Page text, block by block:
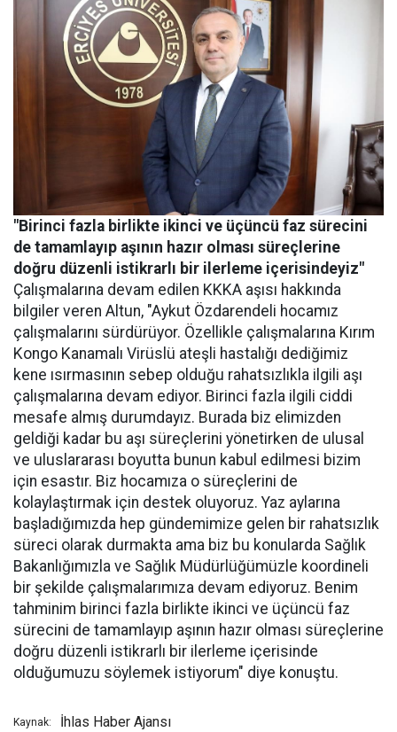
"Birinci fazla birlikte ikinci ve üçüncü faz sürecini
de tamamlayıp aşının hazır olması süreçlerine
doğru düzenli istikrarlı bir ilerleme içerisindeyiz"
Çalışmalarına devam edilen KKKA aşısı hakkında
bilgiler veren Altun, "Aykut Özdarendeli hocamız
çalışmalarını sürdürüyor. Özellikle çalışmalarına Kırım
Kongo Kanamalı Virüslü ateşli hastalığı dediğimiz
kene ısırmasının sebep olduğu rahatsızlıkla ilgili aşı
çalışmalarına devam ediyor. Birinci fazla ilgili ciddi
mesafe almış durumdayız. Burada biz elimizden
geldiği kadar bu aşı süreçlerini yönetirken de ulusal
ve uluslararası boyutta bunun kabul edilmesi bizim
için esastır. Biz hocamıza o süreçlerini de
kolaylaştırmak için destek oluyoruz. Yaz aylarına
başladığımızda hep gündemimize gelen bir rahatsızlık
süreci olarak durmakta ama biz bu konularda Sağlık
Bakanlığımızla ve Sağlık Müdürlüğümüzle koordineli
bir şekilde çalışmalarımıza devam ediyoruz. Benim
tahminim birinci fazla birlikte ikinci ve üçüncü faz
sürecini de tamamlayıp aşının hazır olması süreçlerine
doğru düzenli istikrarlı bir ilerleme içerisinde
olduğumuzu söylemek istiyorum" diye konuştu.
Kaynak: İhlas Haber Ajansı